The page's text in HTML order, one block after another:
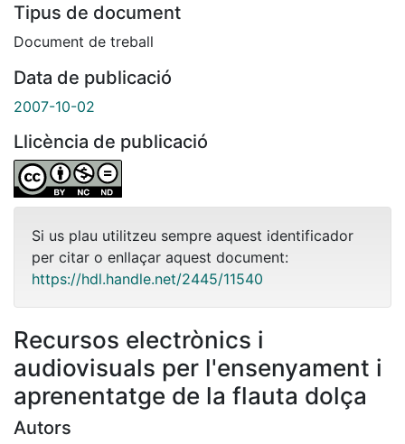
Tipus de document
Document de treball
Data de publicació
2007-10-02
Llicència de publicació
Si us plau utilitzeu sempre aquest identificador
per citar o enllaçar aquest document:
https://hdl.handle.net/2445/11540
Recursos electrònics i
audiovisuals per l'ensenyament i
aprenentatge de la flauta dolça
Autors